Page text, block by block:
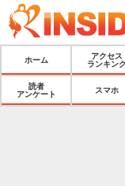
ホーム
アクセス
ランキン
読者
アンケート
スマホ